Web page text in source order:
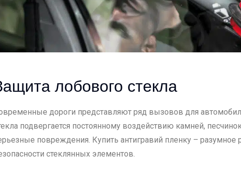
лобового стекла
дороги представляют ряд вызовов для
подвергается постоянному воздействию камней,
повреждения. Купить антигравий пленку – разумное
стеклянных элементов.